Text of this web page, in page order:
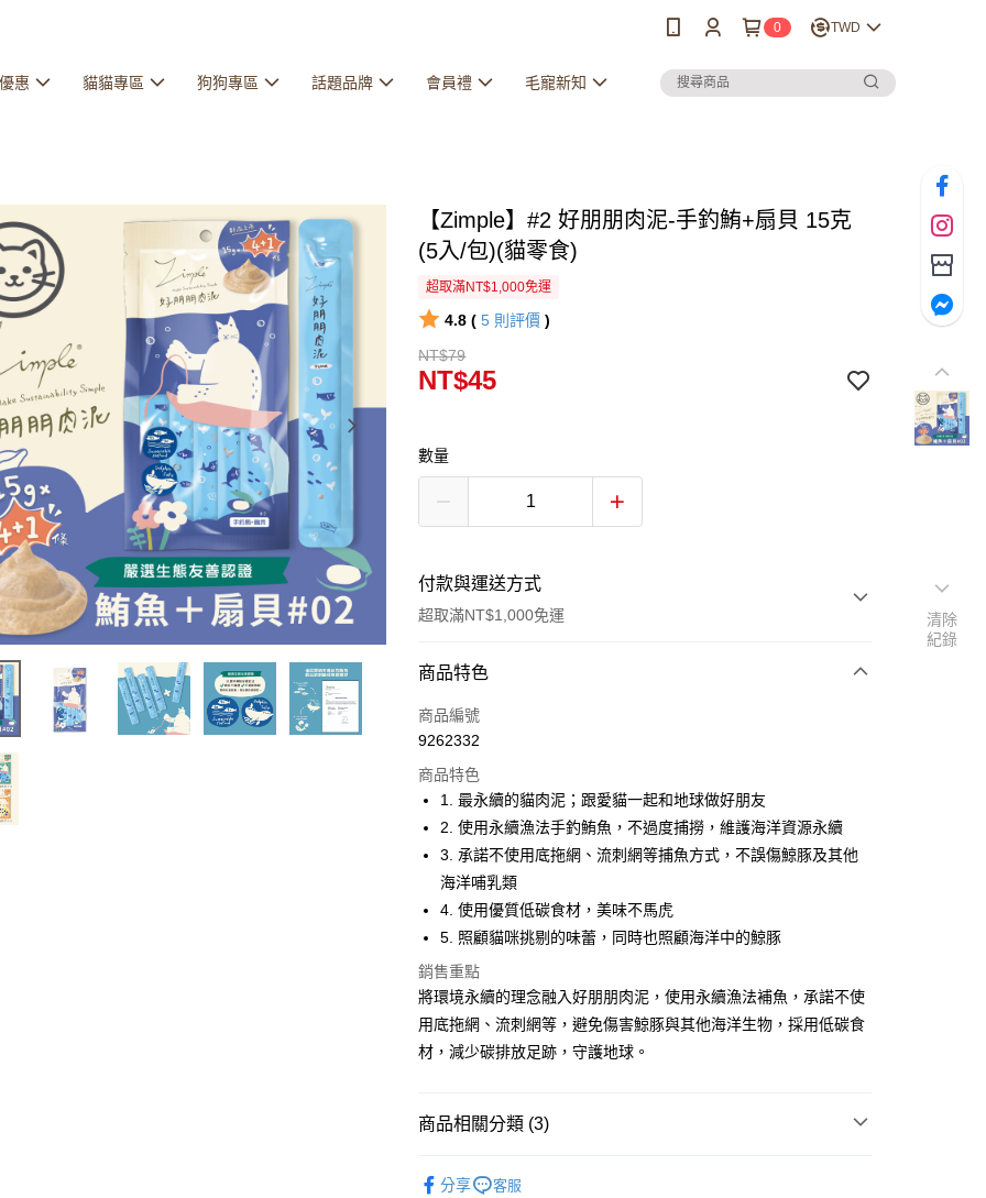
0 TWD
惠 貓貓專區 狗狗專區 話題品牌 會員禮 毛寵新知
【Zimple】#2 好朋朋肉泥-手釣鮪+扇貝 15克
(5入/包)(貓零食)
超取滿NT$1,000免運
4.8 ( 5 則評價 )
NT$79
NT$45
數量
付款與運送方式
超取滿NT$1,000免運
付款方式
信用卡一次付款
3 期 0 利率 每期 NT$15
合作金庫商業銀行
第一商業銀行
華南商業銀行
彰化商業銀行
國泰世華商業銀行
臺灣中小企業銀行
台中商業銀行
匯豐（台灣）商業銀行
華泰商業銀行
聯邦商業銀行
玉山商業銀行
星展（台灣）商業銀行
台新國際商業銀行
中國信託商業銀行
台灣樂天信用卡公司
超商取貨付款
Apple Pay
悠遊付
Google Pay
大哥付你分期
1.本服務由台灣大哥大提供，台灣大哥大用戶可立即使用無須另外申請。
AFTEE先享後付
商品特色
商品編號
9262332
商品特色
1. 最永續的貓肉泥；跟愛貓一起和地球做好朋友
2. 使用永續漁法手釣鮪魚，不過度捕撈，維護海洋資源永續
3. 承諾不使用底拖網、流刺網等捕魚方式，不誤傷鯨豚及其他
海洋哺乳類
4. 使用優質低碳食材，美味不馬虎
5. 照顧貓咪挑剔的味蕾，同時也照顧海洋中的鯨豚
銷售重點
將環境永續的理念融入好朋朋肉泥，使用永續漁法補魚，承諾不使
用底拖網、流刺網等，避免傷害鯨豚與其他海洋生物，採用低碳食
材，減少碳排放足跡，守護地球。
商品相關分類 (3)
分享 客服
清除
紀錄